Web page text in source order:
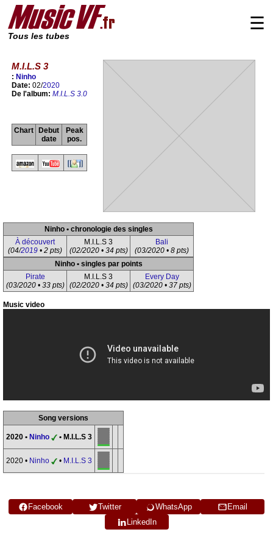
Tous les tubes
☰
M.I.L.S 3
: Ninho
Date: 02/2020
De l'album: M.I.L.S 3.0
Chart
Debut
date
Peak
pos.
Ninho • chronologie des singles
À découvert
(04/2019 • 2 pts)
M.I.L.S 3
(02/2020 • 34 pts)
Bali
(03/2020 • 8 pts)
Ninho • singles par points
Pirate
(03/2020 • 33 pts)
M.I.L.S 3
(02/2020 • 34 pts)
Every Day
(03/2020 • 37 pts)
Music video
Song versions
2020 • Ninho • M.I.L.S 3
2020 • Ninho • M.I.L.S 3
Facebook Twitter WhatsApp
Email
LinkedIn